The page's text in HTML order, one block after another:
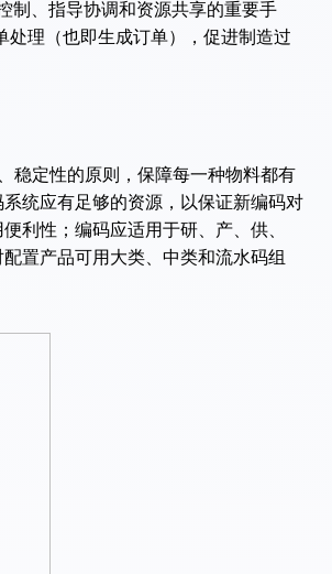
制、指导协调和资源共享的重要手
理（也即生成订单），促进制造过
稳定性的原则，保障每一种物料都有
统应有足够的资源，以保证新编码对
利性；编码应适用于研、产、供、
置产品可用大类、中类和流水码组